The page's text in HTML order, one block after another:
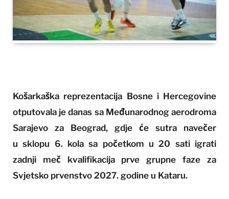
Košarkaška reprezentacija Bosne i Hercegovine
otputovala je danas sa Međunarodnog aerodroma
Sarajevo za Beograd, gdje će sutra navečer
u sklopu 6. kola sa početkom u 20 sati igrati
zadnji meč kvalifikacija prve grupne faze za
Svjetsko prvenstvo 2027. godine u Kataru.